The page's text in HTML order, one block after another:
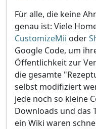
Für alle, die keine
genau ist: Viele
CustomizeMii oder
Google Code, um
Öffentlichkeit zur
die gesamte
selbst modifiziert
jede noch so kleine
Downloads und das
ein Wiki waren